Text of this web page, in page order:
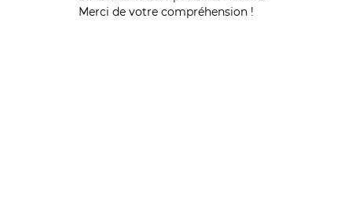
Merci de votre compréhension !